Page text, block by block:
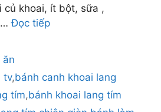
củ khoai, ít bột, sữa ,
…Đọc tiếp
ăn
tv,bánh canh khoai lang
tím,bánh khoai lang tím